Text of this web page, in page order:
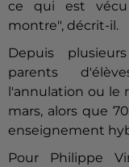
ce qui est
montre", décrit-il.
Depuis
parents
l'annulation ou le
mars, alors que
enseignement
Pour Philippe